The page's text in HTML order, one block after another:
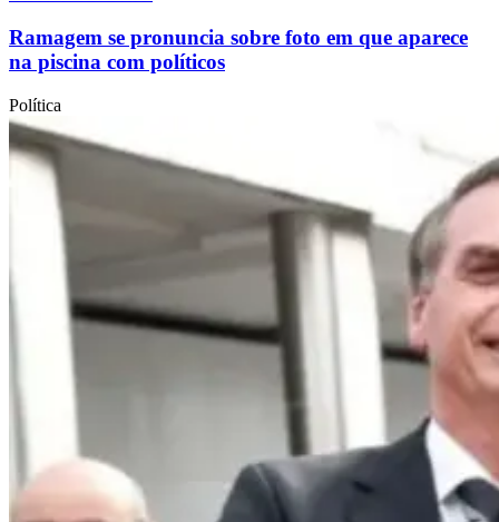
Ramagem se pronuncia sobre foto em que aparece
na piscina com políticos
Política